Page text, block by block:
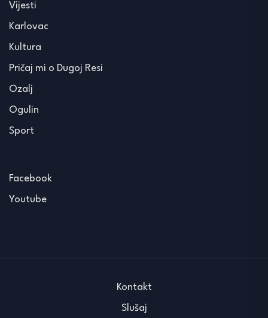
Vijesti
Karlovac
Kultura
Pričaj mi o Dugoj Resi
Ozalj
Ogulin
Sport
Facebook
Youtube
Kontakt
Slušaj